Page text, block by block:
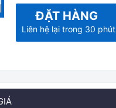
ĐẶT HÀNG
Liên hệ lại trong 30 phút